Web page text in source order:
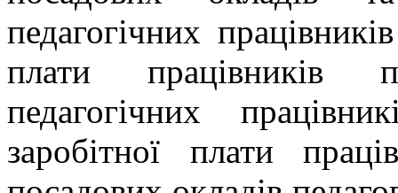
педагогічних
плати працівників
педагогічних
заробітної плати